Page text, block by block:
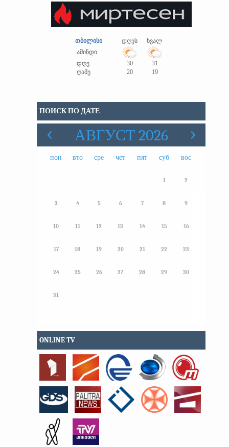
თბილისი დღეს
ხვალ
ამინდი
დღე
30
31
ღამე
20 19
ПОИСК ПО ДАТЕ
АВГУСТ 2026
пон вто сре чет пят суб вос
1 2
3 4 5 6 7 8 9
10 11 12 13 14 15 16
17 18 19 20 21 22 23
24 25 26 27 28 29 30
31
ONLINE TV